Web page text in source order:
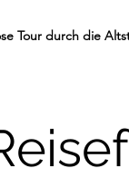
Tour durch die